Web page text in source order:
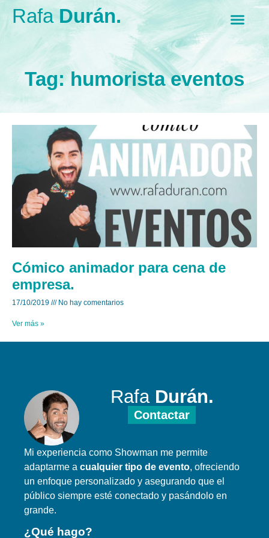
RafaDurán.
Tag: humorista eventos
Cómico animador para cena de
empresa.
17/10/2019 No hay comentarios
Ver más »
Rafa Durán.
Contactar
Mi experiencia como Showman me permite
adaptarme a cualquier tipo de evento, ofreciendo
un enfoque personalizado y asegurando que el
público siempre esté conectado y pasándolo en
grande.
¿Qué hago?